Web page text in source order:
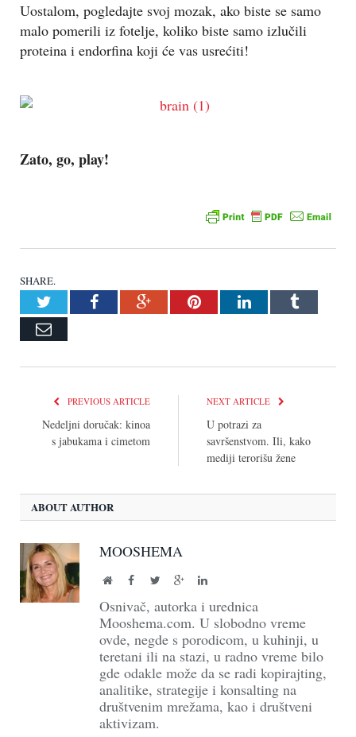
Uostalom, pogledajte svoj mozak, ako biste se samo
malo pomerili iz fotelje, koliko biste samo izlučili
proteina i endorfina koji će vas usrećiti!
Zato, go, play!
SHARE.
TwitterFacebookGoogle+PinterestLinkedInTumblr
Email
PREVIOUS ARTICLE
Nedeljni doručak: kinoa
s jabukama i cimetom
NEXT ARTICLE
U potrazi za
savršenstvom. Ili, kako
mediji terorišu žene
ABOUT AUTHOR
MOOSHEMA
WebsiteFacebook
TwitterGoogle+LinkedIn
Osnivač, autorka i urednica
Mooshema.com. U slobodno vreme
ovde, negde s porodicom, u kuhinji, u
teretani ili na stazi, u radno vreme bilo
gde odakle može da se radi kopirajting,
analitike, strategije i konsalting na
društvenim mrežama, kao i društveni
aktivizam.